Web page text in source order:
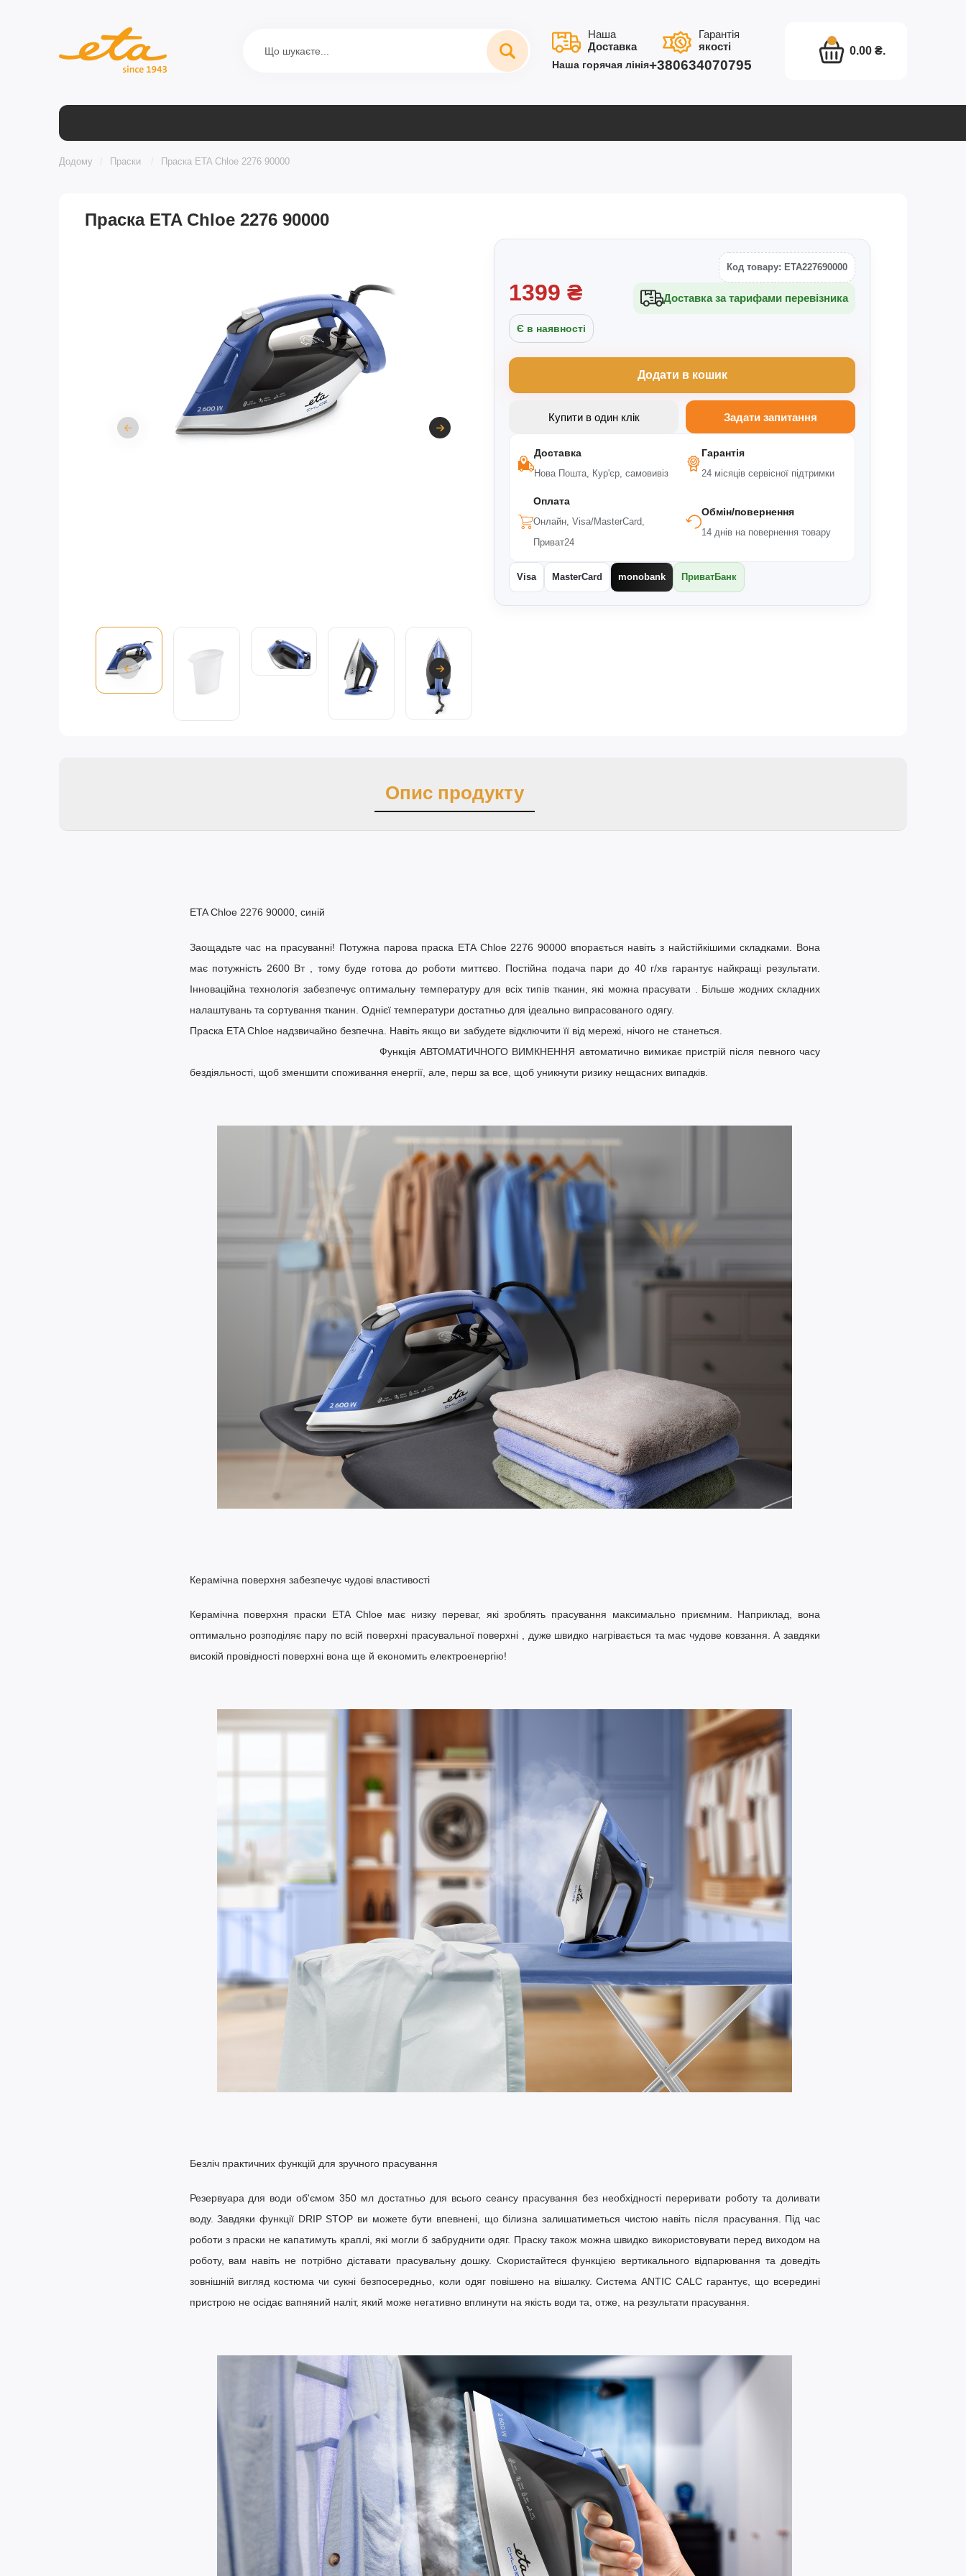
Наша
Доставка
Гарантія
якості
Наша горячая лінія+380634070795
0.00 ₴.
Додому Праски Праска ETA Chloe 2276 90000
Праска ETA Chloe 2276 90000
Код товару: ETA227690000
1399 ₴ Доставка за тарифами перевізника
Є в наявності
Додати в кошик
Купити в один клік Задати запитання
Доставка
Нова Пошта, Кур'єр, самовивіз
Гарантія
24 місяців сервісної підтримки
Оплата
Онлайн, Visa/MasterCard,
Приват24
Обмін/повернення
14 днів на повернення товару
Visa MasterCard monobank ПриватБанк
Опис продукту
ETA Chloe 2276 90000, синій
Заощадьте час на прасуванні! Потужна парова праска ETA Chloe 2276 90000 впорається навіть з найстійкішими складками. Вона
має потужність 2600 Вт, тому буде готова до роботи миттєво. Постійна подача пари до 40 г/хв гарантує найкращі результати.
Інноваційна технологія забезпечує оптимальну температуру для всіх типів тканин, які можна прасувати . Більше жодних складних
налаштувань та сортування тканин. Однієї температури достатньо для ідеально випрасованого одягу.
Праска ETA Chloe надзвичайно безпечна. Навіть якщо ви забудете відключити її від мережі, нічого не станеться.
Функція АВТОМАТИЧНОГО ВИМКНЕННЯ автоматично вимикає пристрій після певного часу
бездіяльності, щоб зменшити споживання енергії, але, перш за все, щоб уникнути ризику нещасних випадків.
Керамічна поверхня забезпечує чудові властивості
Керамічна поверхня праски ETA Chloe має низку переваг, які зроблять прасування максимально приємним. Наприклад, вона
оптимально розподіляє пару по всій поверхні прасувальної поверхні , дуже швидко нагрівається та має чудове ковзання. А завдяки
високій провідності поверхні вона ще й економить електроенергію!
Безліч практичних функцій для зручного прасування
Резервуара для води об'ємом 350 мл достатньо для всього сеансу прасування без необхідності переривати роботу та доливати
воду. Завдяки функції DRIP STOP ви можете бути впевнені, що білизна залишатиметься чистою навіть після прасування. Під час
роботи з праски не капатимуть краплі, які могли б забруднити одяг. Праску також можна швидко використовувати перед виходом на
роботу, вам навіть не потрібно діставати прасувальну дошку. Скористайтеся функцією вертикального відпарювання та доведіть
зовнішній вигляд костюма чи сукні безпосередньо, коли одяг повішено на вішалку.Система ANTIC CALC гарантує, що всередині
пристрою не осідає вапняний наліт, який може негативно вплинути на якість води та, отже, на результати прасування.